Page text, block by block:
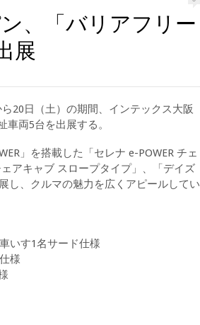
、「バリアフリー
展
20日（土）の期間、インテックス大阪
両5台を出展する。
」を搭載した「セレナ e-POWER チェ
アキャブ スロープタイプ」、「デイズ
し、クルマの魅力を広くアピールしてい
いす1名サード仕様
様